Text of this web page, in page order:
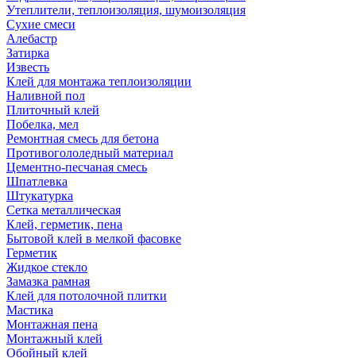
Утеплители, теплоизоляция, шумоизоляция
Сухие смеси
Алебастр
Затирка
Известь
Клей для монтажа теплоизоляции
Наливной пол
Плиточный клей
Побелка, мел
Ремонтная смесь для бетона
Противогололедный материал
Цементно-песчаная смесь
Шпатлевка
Штукатурка
Сетка металлическая
Клей, герметик, пена
Бытовой клей в мелкой фасовке
Герметик
Жидкое стекло
Замазка рамная
Клей для потолочной плитки
Мастика
Монтажная пена
Монтажный клей
Обойный клей